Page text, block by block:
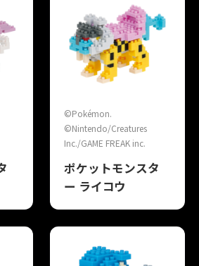
©Pokémon.
©Nintendo/Creatures
Inc./GAME FREAK inc.
ポケットモンスタ
ー ライコウ